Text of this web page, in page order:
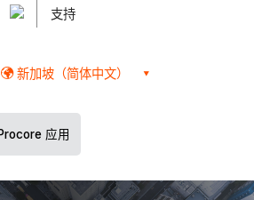
支持
新加坡（简体中文）
应用